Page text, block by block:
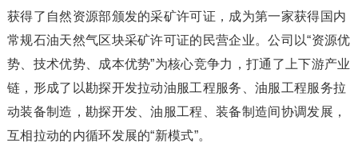
获得了自然资源部颁发的采矿许可证，成为第一家获得国内
常规石油天然气区块采矿许可证的民营企业。公司以“资源优
势、技术优势、成本优势”为核心竞争力，打通了上下游产业
链，形成了以勘探开发拉动油服工程服务、油服工程服务拉
动装备制造，勘探开发、油服工程、装备制造间协调发展，
互相拉动的内循环发展的“新模式”。